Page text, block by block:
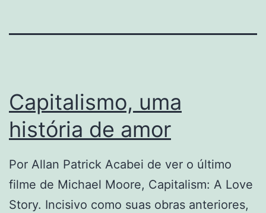
Capitalismo, uma
história de amor
Por Allan Patrick Acabei de ver o último
filme de Michael Moore, Capitalism: A Love
Story. Incisivo como suas obras anteriores,